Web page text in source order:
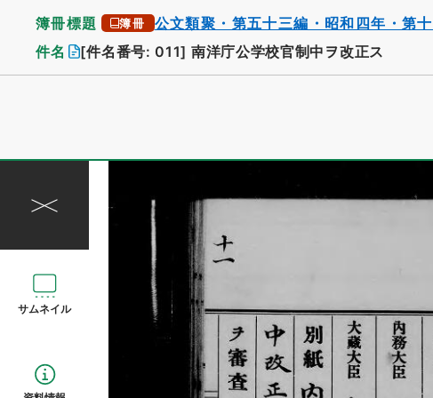
簿冊標題 簿冊 公文類聚・第五十三編・昭和四年・第
件名 [件名番号: 011] 南洋庁公学校官制中ヲ改正ス
サムネイル